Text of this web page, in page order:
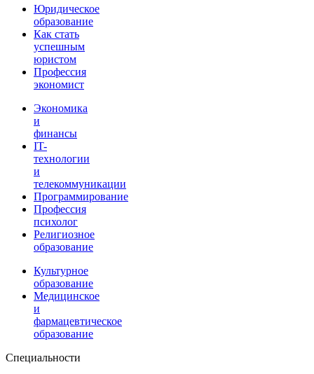
Юридическое
образование
Как стать
успешным
юристом
Профессия
экономист
Экономика
и
финансы
IT-
технологии
и
телекоммуникации
Программирование
Профессия
психолог
Религиозное
образование
Культурное
образование
Медицинское
и
фармацевтическое
образование
Специальности